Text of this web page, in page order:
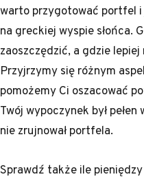
warto przygotować portfel
na greckiej wyspie słońca.
zaoszczędzić, a gdzie lepiej
Przyjrzymy się różnym
pomożemy Ci oszacować
Twój wypoczynek był
nie zrujnował portfela.
Sprawdź takżeile